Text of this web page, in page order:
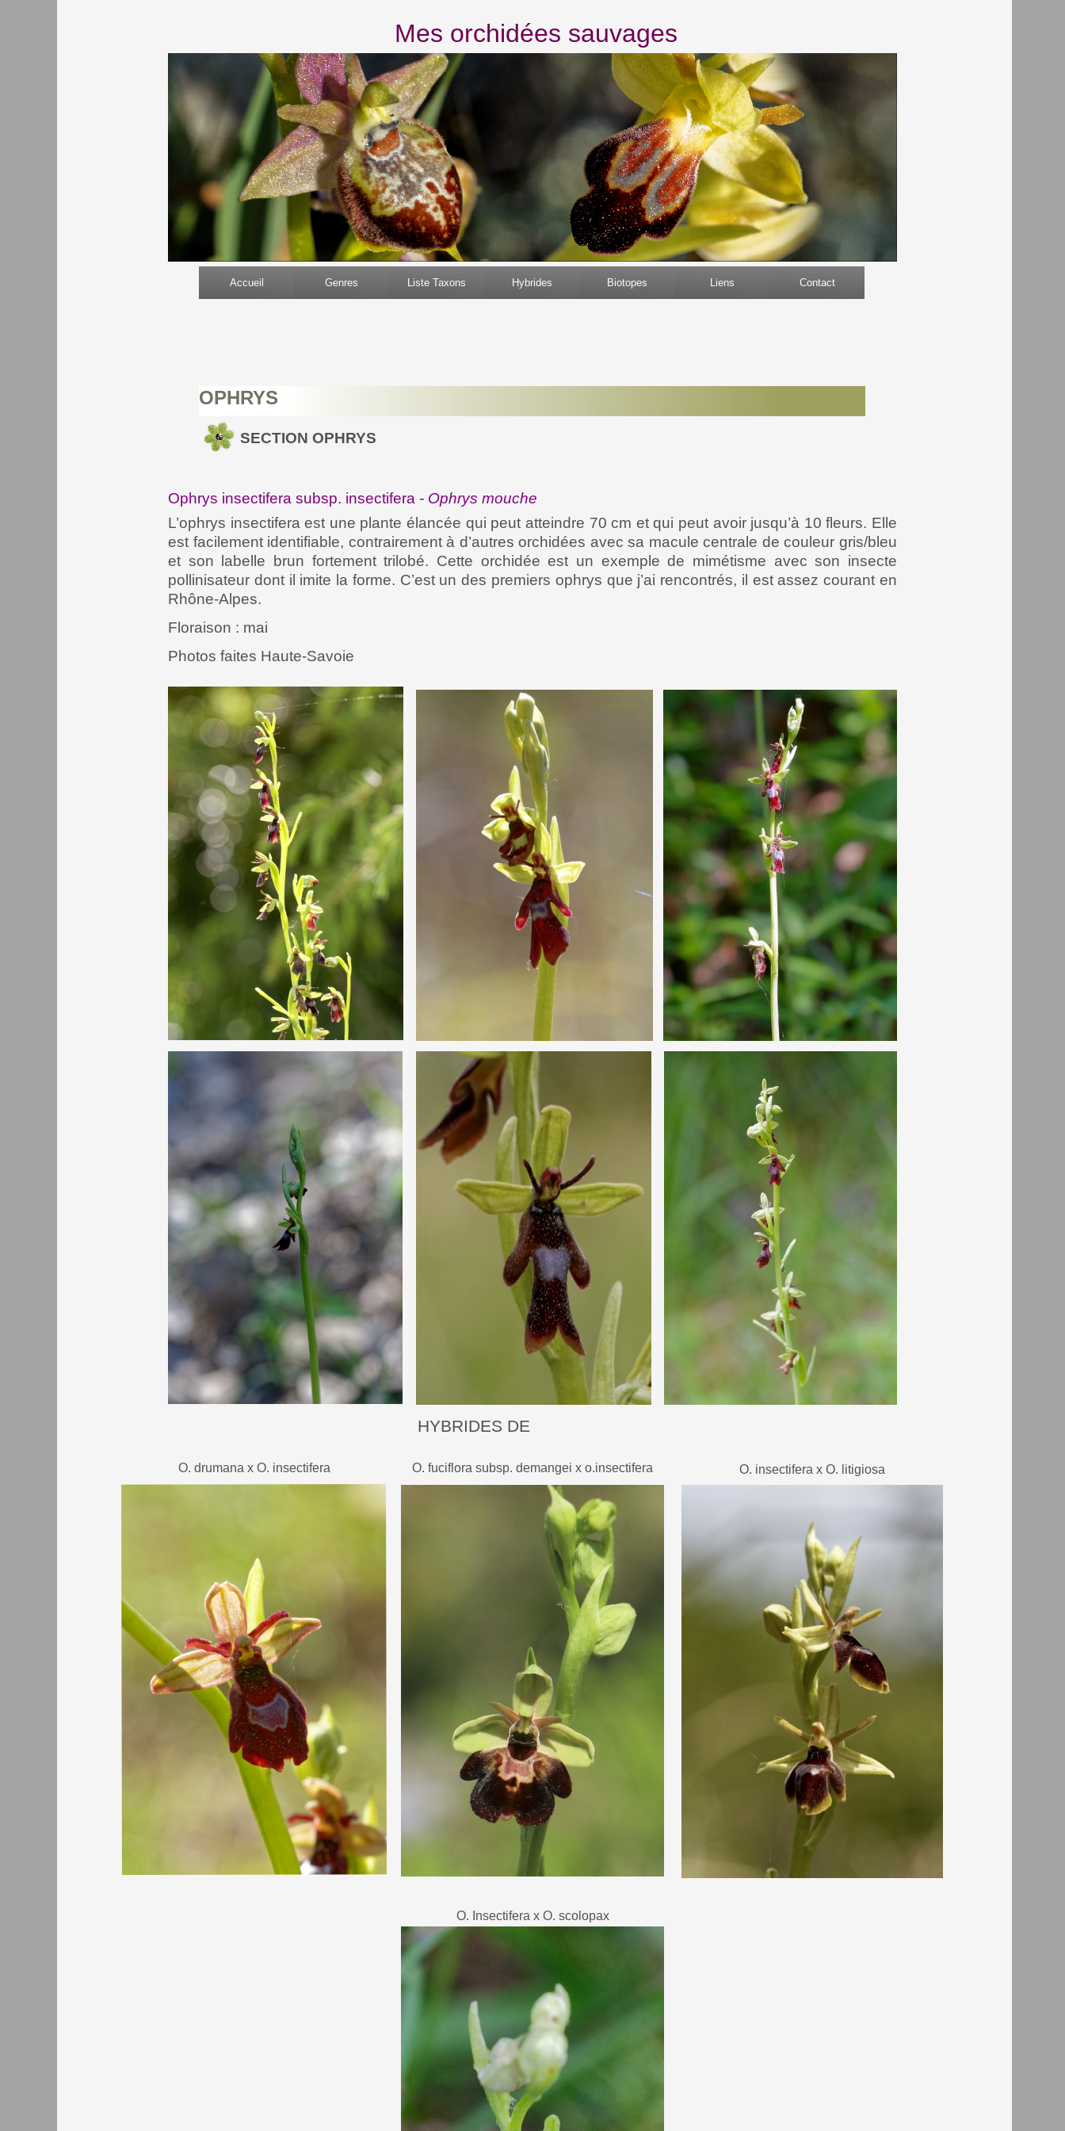
Ophrys insectifera subsp. insectifera - Ophrys mouche
HYBRIDES DE
O. drumana x O. insectifera O. fuciflora subsp. demangei x o.insectifera O. insectifera x O. litigiosa
O. Insectifera x O. scolopax
L’ophrys insectifera est une plante élancée qui peut atteindre 70 cm et qui peut avoir jusqu’à 10 fleurs. Elle
est facilement identifiable, contrairement à d’autres orchidées avec sa macule centrale de couleur gris/bleu
et son labelle brun fortement trilobé. Cette orchidée est un exemple de mimétisme avec son insecte
pollinisateur dont il imite la forme. C’est un des premiers ophrys que j’ai rencontrés, il est assez courant en
Rhône-Alpes.
Floraison : mai
Photos faites Haute-Savoie
Accueil Genres Liste Taxons Hybrides Biotopes Liens Contact
OPHRYS
SECTION OPHRYS
Mes orchidées sauvages